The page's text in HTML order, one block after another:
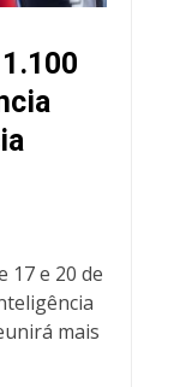
17 e 20 de
mais